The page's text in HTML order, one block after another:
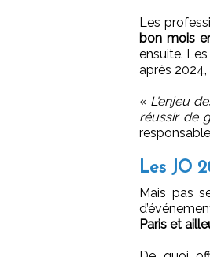
Les
bon mois
ensuite.
après
« L'enjeu
réussir de
Les JO
Mais pas
Paris et